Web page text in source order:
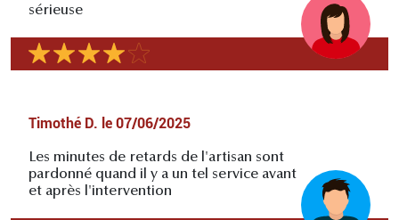
sérieuse
Timothé D. le 07/06/2025
Les minutes de retards de l'artisan sont
pardonné quand il y a un tel service avant
et après l'intervention